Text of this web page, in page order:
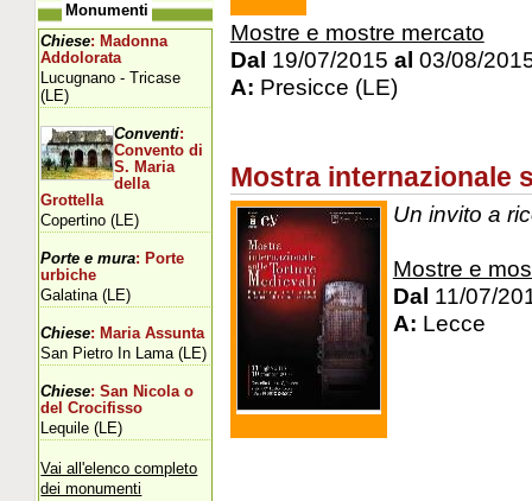
Mostre e mostre mercato
Dal 19/07/2015 al 03/08/
A: Presicce (LE)
Mostra internazionale
Un invito a
Mostre e
Dal 11/07/
A: Lecce
Monumenti
Chiese: Madonna
Addolorata
Lucugnano - Tricase
(LE)
Conventi:
Convento di
S. Maria
della
Grottella
Copertino (LE)
Porte e mura: Porte
urbiche
Galatina (LE)
Chiese: Maria Assunta
San Pietro In Lama (LE)
Chiese: San Nicola o
del Crocifisso
Lequile (LE)
Vai all'elenco completo
dei monumenti